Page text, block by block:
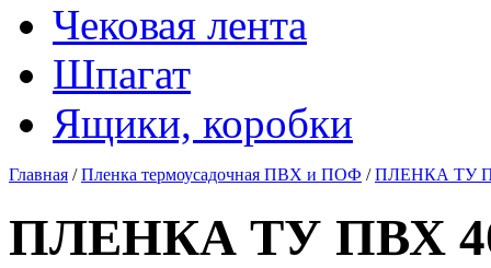
Чековая лента
Шпагат
Ящики, коробки
Главная /Пленка термоусадочная ПВХ и ПОФ /ПЛЕНКА ТУ
ПЛЕНКА ТУ ПВХ